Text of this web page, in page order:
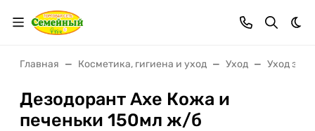
Главная Косметика, гигиена и уход Уход Уход за
Дезодорант Axe Кожа и
печеньки 150мл ж/б